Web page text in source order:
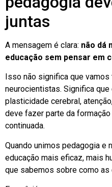
juntas
A mensagem é clara: não dá
educação sem pensar em
Isso não significa que
neurocientistas. Significa
plasticidade cerebral,
deve fazer parte da
continuada.
Quando unimos pedagogia e
educação mais eficaz, mais
que sabemos sobre como as